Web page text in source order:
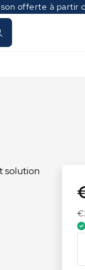
offerte à partir
sol
solution
€
a